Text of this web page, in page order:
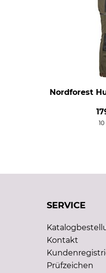
Nordforest
SERVICE
Kontakt
Prüfzeichen